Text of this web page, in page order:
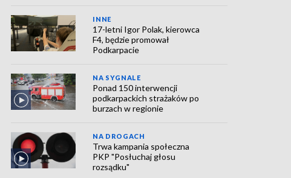
INNE
17-letni Igor Polak, kierowca
F4, będzie promował
Podkarpacie
NA SYGNALE
Ponad 150 interwencji
podkarpackich strażaków po
burzach w regionie
NA DROGACH
Trwa kampania społeczna
PKP "Posłuchaj głosu
rozsądku"